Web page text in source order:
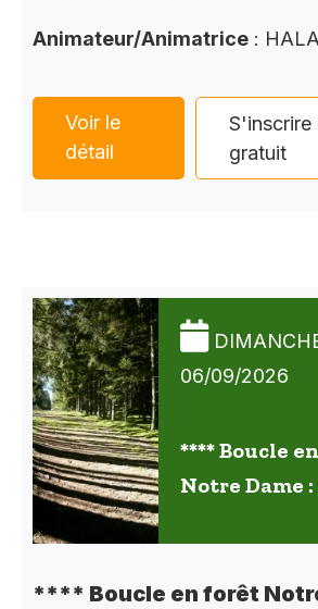
Animateur/Animatrice :
Voir le
détail
S'inscrire
gratuit
06/09/2026
**** Boucle
Notre Dame
**** Boucle en forêt